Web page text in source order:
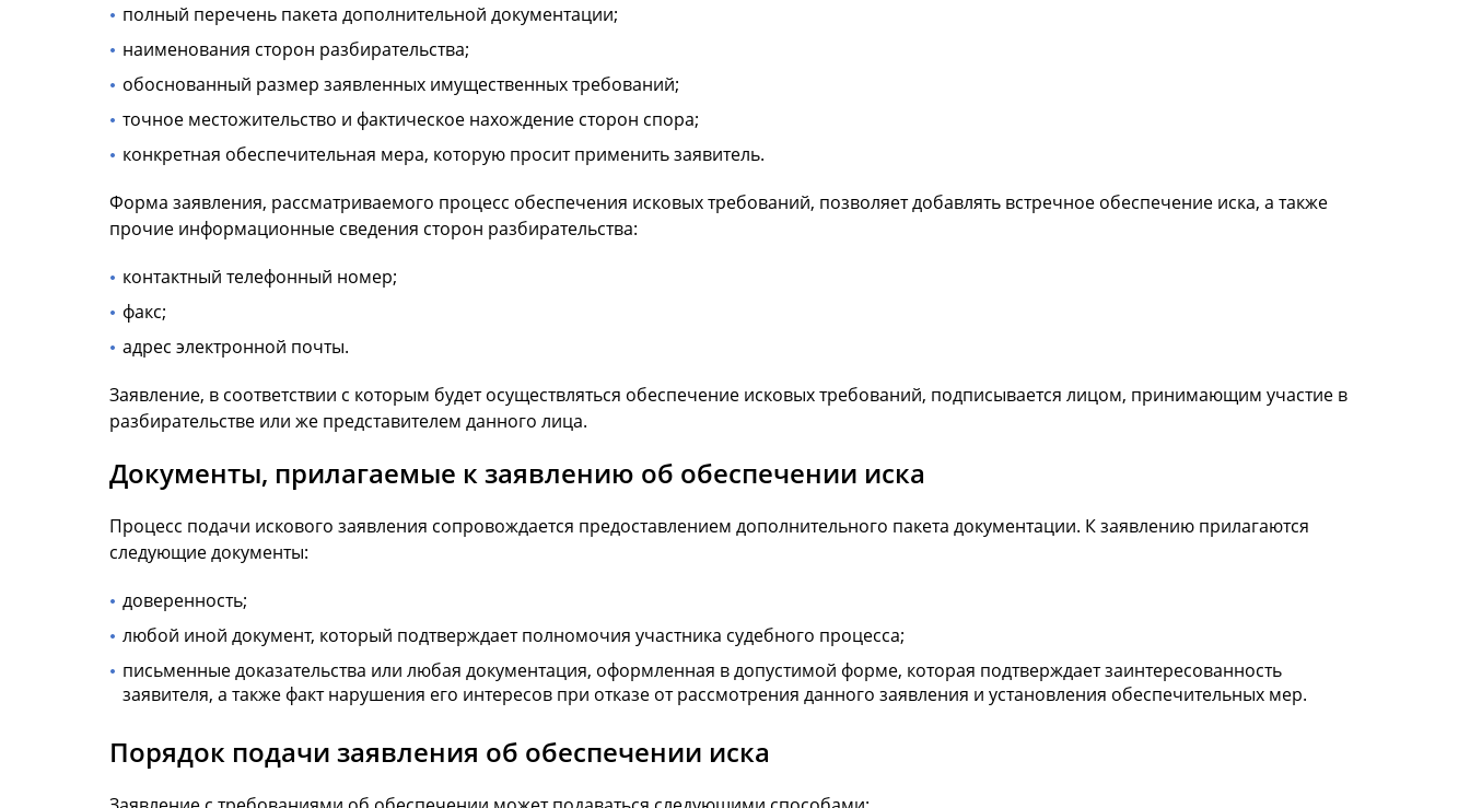
полный перечень пакета дополнительной документации;
наименования сторон разбирательства;
обоснованный размер заявленных имущественных требований;
точное местожительство и фактическое нахождение сторон спора;
конкретная обеспечительная мера, которую просит применить заявитель.
Форма заявления, рассматриваемого процесс обеспечения исковых требований, позволяет добавлять встречное обеспечение иска, а также
прочие информационные сведения сторон разбирательства:
контактный телефонный номер;
факс;
адрес электронной почты.
Заявление, в соответствии с которым будет осуществляться обеспечение исковых требований, подписывается лицом, принимающим участие в
разбирательстве или же представителем данного лица.
Документы, прилагаемые к заявлению об обеспечении иска
Процесс подачи искового заявления сопровождается предоставлением дополнительного пакета документации. К заявлению прилагаются
следующие документы:
доверенность;
любой иной документ, который подтверждает полномочия участника судебного процесса;
письменные доказательства или любая документация, оформленная в допустимой форме, которая подтверждает заинтересованность
заявителя, а также факт нарушения его интересов при отказе от рассмотрения данного заявления и установления обеспечительных мер.
Порядок подачи заявления об обеспечении иска